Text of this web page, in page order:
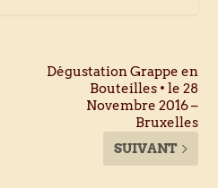
Dégustation Grappe en
Bouteilles • le 28
Novembre 2016 –
Bruxelles
SUIVANT